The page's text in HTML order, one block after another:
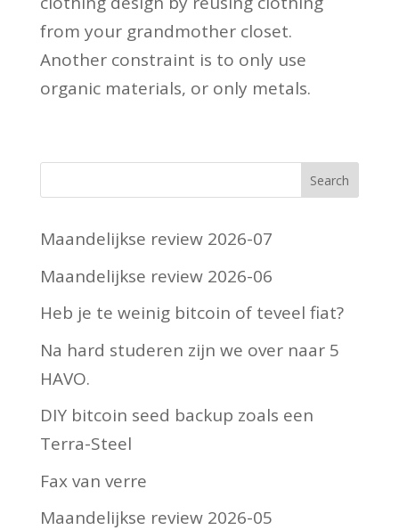
from your grandmother closet.
Another constraint is to only use
organic materials, or only metals.
Maandelijkse review 2026-07
Maandelijkse review 2026-06
Heb je te weinig bitcoin of teveel fiat?
Na hard studeren zijn we over naar 5
HAVO.
DIY bitcoin seed backup zoals een
Terra-Steel
Fax van verre
Maandelijkse review 2026-05